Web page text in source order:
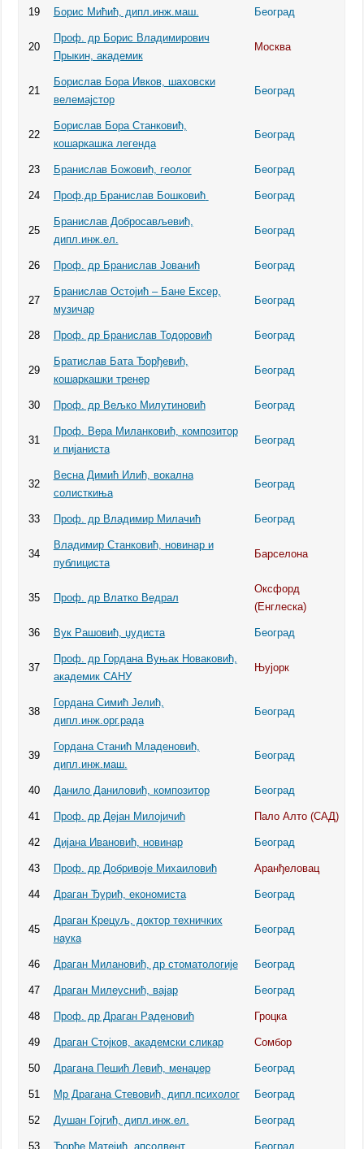
19 Борис Мићић, дипл.инж.маш. Београд
20
Проф. др Борис Владимирович
Прыкин, академик
Москва
21
Бoрислав Бора Ивков, шаховски
велемајстор
Београд
22
Бoрислав Бора Станковић,
кошаркашка легенда
Београд
23 Бранислав Божовић, геолог Београд
24 Проф.др Бранислав Бошковић Београд
25
Бранислав Добросављевић,
дипл.инж.ел.
Београд
26 Проф. др Бранислав Јованић Београд
27
Бранислав Остојић – Бане Ексер,
музичар
Београд
28 Проф. др Бранислав Тодоровић Београд
29
Братислав Бата Ђорђевић,
кошаркашки тренер
Београд
30 Проф. др Вељко Милутиновић Београд
31
Проф. Вера Миланковић, композитор
и пијаниста
Београд
32
Весна Димић Илић, вокална
солисткиња
Београд
33 Проф. др Владимир Милачић Београд
34
Владимир Станковић, новинар и
публициста
Барселона
35 Проф. др Влатко Ведрал
Оксфорд
(Енглеска)
36 Вук Рашовић, џудиста Београд
37
Проф. др Гордана Вуњак Новаковић,
академик САНУ
Њујорк
38
Гордана Симић Јелић,
дипл.инж.орг.рада
Београд
39
Гордана Станић Младеновић,
дипл.инж.маш.
Београд
40 Данило Даниловић, композитор Београд
41 Проф. др Дејан Милојичић Пало Алто (САД)
42 Дијана Ивановић, новинар Београд
43 Проф. др Добривоје Михаиловић Аранђеловац
44 Драган Ђурић, економиста Београд
45
Драган Крецуљ, доктор техничких
наука
Београд
46 Драган Милановић, др стоматологије Београд
47 Драган Милеуснић, вајар Београд
48 Проф. др Драган Раденовић Гроцка
49 Драган Стојков, академски сликар Сомбор
50 Драгана Пешић Левић, менаџер Београд
51 Мр Драгана Стевовић, дипл.психолог Београд
52 Душан Гојгић, дипл.инж.ел. Београд
53 Ђорђе Матејић, апсолвент Београд